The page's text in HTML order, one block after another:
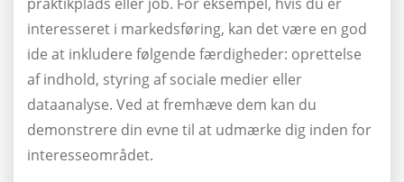
interesseret i markedsføring, kan det være en god
ide at inkludere følgende færdigheder: oprettelse
af indhold, styring af sociale medier eller
dataanalyse. Ved at fremhæve dem kan du
demonstrere din evne til at udmærke dig inden for
interesseområdet.